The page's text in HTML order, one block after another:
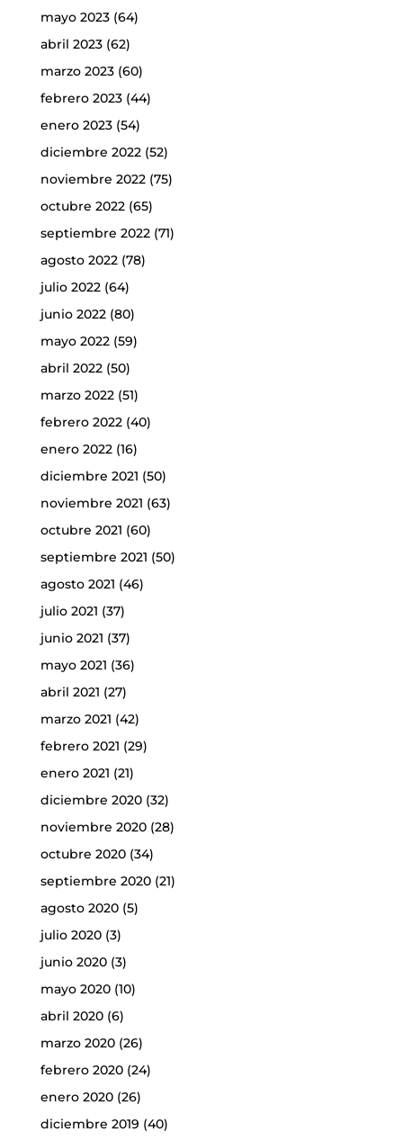
mayo 2023(64)
abril 2023(62)
marzo 2023(60)
febrero 2023(44)
enero 2023(54)
diciembre 2022(52)
noviembre 2022(75)
octubre 2022(65)
septiembre 2022(71)
agosto 2022(78)
julio 2022(64)
junio 2022(80)
mayo 2022(59)
abril 2022(50)
marzo 2022(51)
febrero 2022(40)
enero 2022(16)
diciembre 2021 (50)
noviembre 2021 (63)
octubre 2021 (60)
septiembre 2021 (50)
agosto 2021 (46)
julio 2021 (37)
junio 2021 (37)
mayo 2021 (36)
abril 2021 (27)
marzo 2021 (42)
febrero 2021 (29)
enero 2021 (21)
diciembre 2020(32)
noviembre 2020(28)
octubre 2020(34)
septiembre 2020(21)
agosto 2020(5)
julio 2020(3)
junio 2020(3)
mayo 2020(10)
abril 2020(6)
marzo 2020(26)
febrero 2020(24)
enero 2020(26)
diciembre 2019 (40)